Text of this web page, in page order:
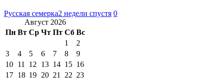
Русская семерка2 недели спустя 0
Август 2026
Пн Вт Ср Чт Пт Сб Вс
1
2
3
4 5 6 7 8
9
10 11 12 13 14 15 16
17 18 19 20 21 22 23